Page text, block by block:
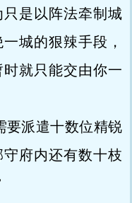
是以阵法牵制城
城的狠辣手段，
就只能交由你一
派遣十数位精锐
府内还有数十枝